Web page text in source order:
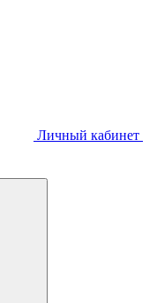
Личный кабинет